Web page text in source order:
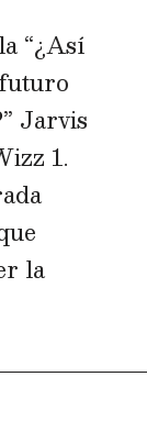
“¿Así
Jarvis
1.
la